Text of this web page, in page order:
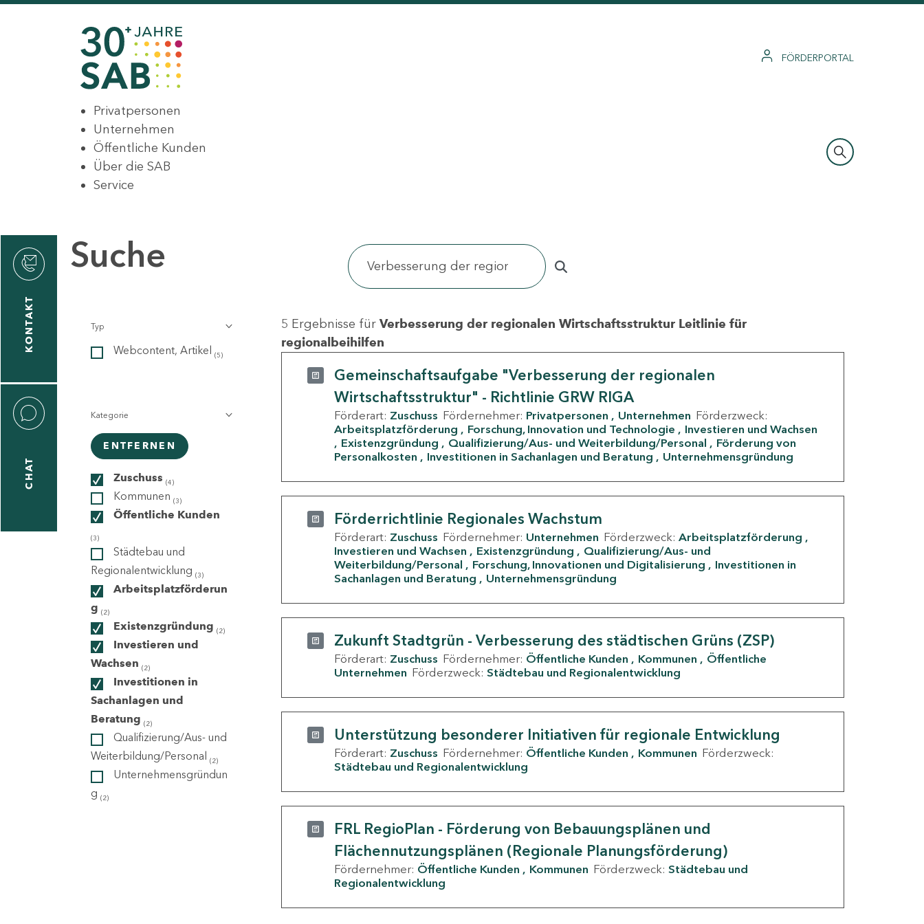
FÖRDERPORTAL
Privatpersonen
Unternehmen
Öffentliche Kunden
Über die SAB
Service
KONTAKT
CHAT
Suche
Typ
Webcontent, Artikel (5)
Kategorie
ENTFERNEN
Zuschuss (4)
Kommunen (3)
Öffentliche Kunden
(3)
Städtebau und
Regionalentwicklung (3)
Arbeitsplatzförderun
g (2)
Existenzgründung (2)
Investieren und
Wachsen (2)
Investitionen in
Sachanlagen und
Beratung (2)
Qualifizierung/Aus- und
Weiterbildung/Personal (2)
Unternehmensgründun
g (2)
5 Ergebnisse für Verbesserung der regionalen Wirtschaftsstruktur Leitlinie für
regionalbeihilfen
Gemeinschaftsaufgabe "Verbesserung der regionalen
Wirtschaftsstruktur" - Richtlinie GRW RIGA
Förderart: Zuschuss Fördernehmer: Privatpersonen Unternehmen Förderzweck:
Arbeitsplatzförderung
Forschung, Innovation und Technologie
Investieren und Wachsen
Existenzgründung
Qualifizierung/Aus- und Weiterbildung/Personal
Förderung von
Personalkosten
Investitionen in Sachanlagen und Beratung Unternehmensgründung
Förderrichtlinie Regionales Wachstum
Förderart: Zuschuss Fördernehmer: Unternehmen Förderzweck: Arbeitsplatzförderung
Investieren und Wachsen
Existenzgründung
Qualifizierung/Aus- und
Weiterbildung/Personal
Forschung, Innovationen und Digitalisierung
Investitionen in
Sachanlagen und Beratung
Unternehmensgründung
Zukunft Stadtgrün - Verbesserung des städtischen Grüns (ZSP)
Förderart: Zuschuss Fördernehmer: Öffentliche Kunden Kommunen
Öffentliche
Unternehmen Förderzweck: Städtebau und Regionalentwicklung
Unterstützung besonderer Initiativen für regionale Entwicklung
Förderart: Zuschuss Fördernehmer: Öffentliche Kunden Kommunen Förderzweck:
Städtebau und Regionalentwicklung
FRL RegioPlan - Förderung von Bebauungsplänen und
Flächennutzungsplänen (Regionale Planungsförderung)
Fördernehmer: Öffentliche Kunden Kommunen Förderzweck: Städtebau und
Regionalentwicklung